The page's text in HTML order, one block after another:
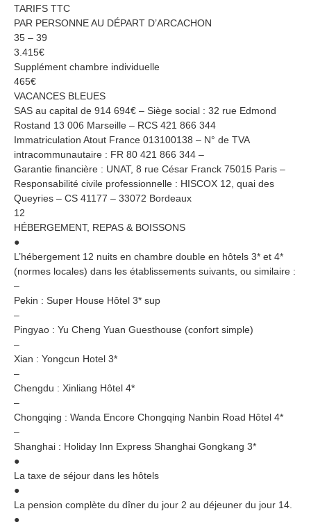
TARIFS TTC
PAR PERSONNE AU DÉPART D’ARCACHON
35 – 39
3.415€
Supplément chambre individuelle
465€
VACANCES BLEUES
SAS au capital de 914 694€ – Siège social : 32 rue Edmond
Rostand 13 006 Marseille – RCS 421 866 344
Immatriculation Atout France 013100138 – N° de TVA
intracommunautaire : FR 80 421 866 344 –
Garantie financière : UNAT, 8 rue César Franck 75015 Paris –
Responsabilité civile professionnelle : HISCOX 12, quai des
Queyries – CS 41177 – 33072 Bordeaux
12
HÉBERGEMENT, REPAS & BOISSONS
●
L’hébergement 12 nuits en chambre double en hôtels 3* et 4*
(normes locales) dans les établissements suivants, ou similaire :
–
Pekin : Super House Hôtel 3* sup
–
Pingyao : Yu Cheng Yuan Guesthouse (confort simple)
–
Xian : Yongcun Hotel 3*
–
Chengdu : Xinliang Hôtel 4*
–
Chongqing : Wanda Encore Chongqing Nanbin Road Hôtel 4*
–
Shanghai : Holiday Inn Express Shanghai Gongkang 3*
●
La taxe de séjour dans les hôtels
●
La pension complète du dîner du jour 2 au déjeuner du jour 14.
●